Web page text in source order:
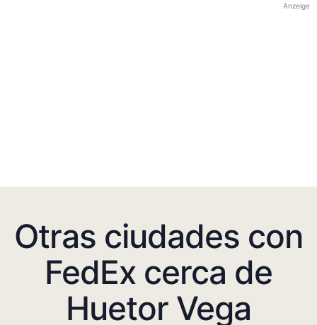
Anzeige
Otras ciudades con
FedEx cerca de
Huetor Vega